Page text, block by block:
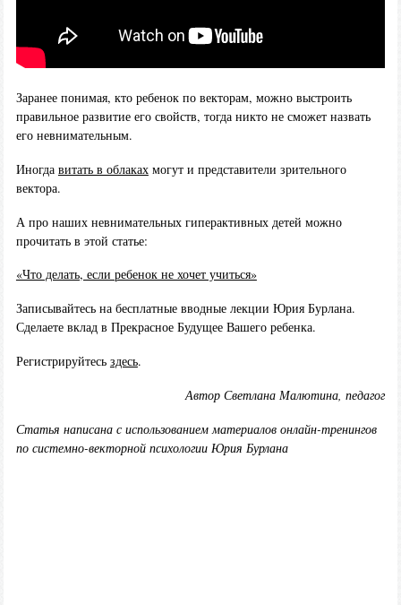
Заранее понимая, кто ребенок по векторам, можно выстроить
правильное развитие его свойств, тогда никто не сможет назвать
его невнимательным.
Иногда витать в облакахмогут и представители зрительного
вектора.
А про наших невнимательных гиперактивных детей можно
прочитать в этой статье:
«Что делать, если ребенок не хочет учиться»
Записывайтесь на бесплатные вводные лекции Юрия Бурлана.
Сделаете вклад в Прекрасное Будущее Вашего ребенка.
Регистрируйтесь здесь.
Автор Светлана Малютина, педагог
Статья написана с использованием материалов онлайн-тренингов
по системно-векторной психологии Юрия Бурлана